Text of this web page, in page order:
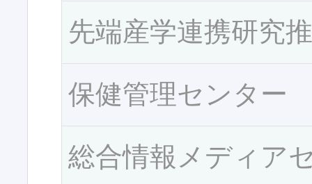
先端産学連携研究
保健管理センター
総合情報メディア